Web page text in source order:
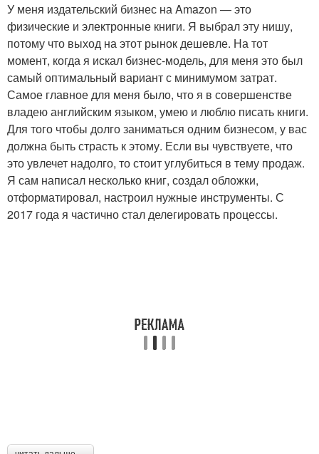
У меня издательский бизнес на Amazon — это
физические и электронные книги. Я выбрал эту нишу,
потому что выход на этот рынок дешевле. На тот
момент, когда я искал бизнес-модель, для меня это был
самый оптимальный вариант с минимумом затрат.
Самое главное для меня было, что я в совершенстве
владею английским языком, умею и люблю писать книги.
Для того чтобы долго заниматься одним бизнесом, у вас
должна быть страсть к этому. Если вы чувствуете, что
это увлечет надолго, то стоит углубиться в тему продаж.
Я сам написал несколько книг, создал обложки,
отформатировал, настроил нужные инструменты. С
2017 года я частично стал делегировать процессы.